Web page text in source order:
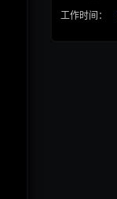
工作时间：